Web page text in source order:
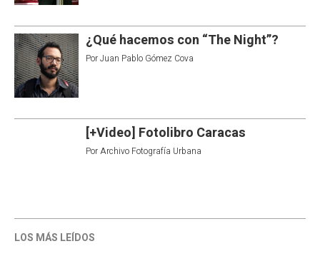
¿Qué hacemos con “The Night”?
PorJuan Pablo Gómez Cova
[+Video] Fotolibro Caracas
PorArchivo Fotografía Urbana
LOS MÁS LEÍDOS